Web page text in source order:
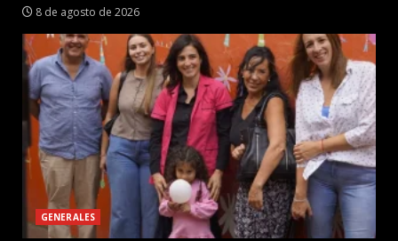
8 de agosto de 2026
GENERALES